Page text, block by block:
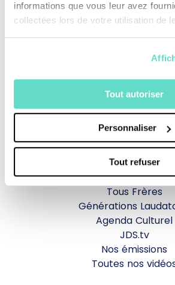
informations que vous leur avez
collectées lors de votre utilisation de
Tout autoriser
Personnaliser
Tout refuser
Je fais un
TOUS NOS
La messe
Magazine Le Jour du
Documentaires
Parole
Tous Frères
Générations
Agenda Culturel
JDS.tv
Nos émissions
Toutes nos